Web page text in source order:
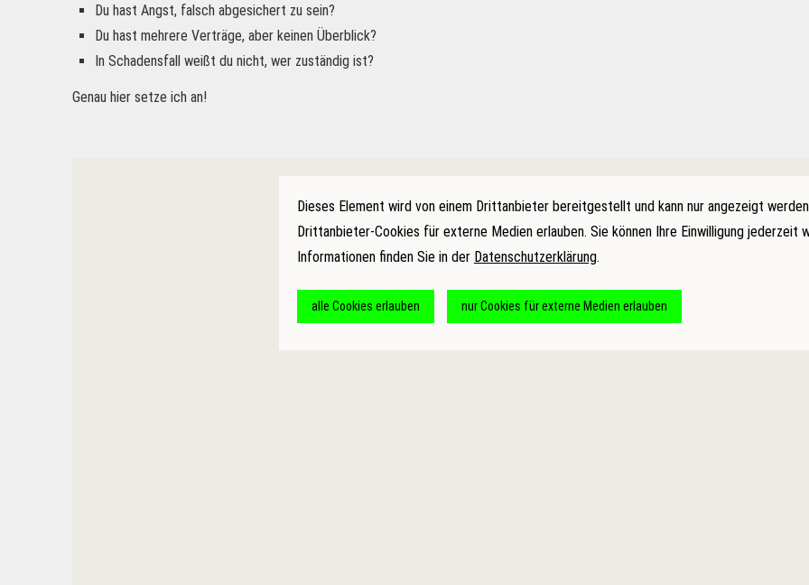
Du hast Angst, falsch abgesichert zu sein?
Du hast mehrere Verträge, aber keinen Überblick?
In Schadensfall weißt du nicht, wer zuständig ist?
Genau hier setze ich an!
Dieses Element wird von einem Drittanbieter bereitgestellt und kann nur angezeigt
Drittanbieter-Cookies für externe Medien erlauben. Sie können Ihre Einwilligung jederzeit
Informationen finden Sie in der Datenschutzerklärung.
alle Cookies erlauben nur Cookies für externe Medien erlauben